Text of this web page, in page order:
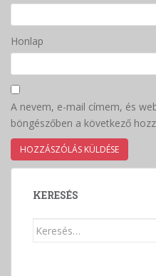
Honlap
A nevem, e-mail címem, és
böngészőben a következő
KERESÉS
Keresés: